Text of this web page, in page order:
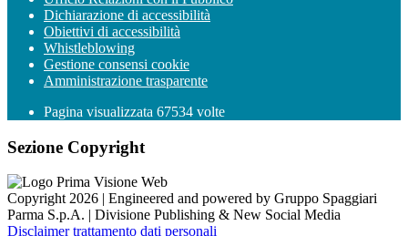
Dichiarazione di accessibilità
Obiettivi di accessibilità
Whistleblowing
Gestione consensi cookie
Amministrazione trasparente
Pagina visualizzata 67534 volte
Sezione Copyright
Copyright 2026 | Engineered and powered by Gruppo Spaggiari
Parma S.p.A. | Divisione Publishing & New Social Media
Disclaimer trattamento dati personali